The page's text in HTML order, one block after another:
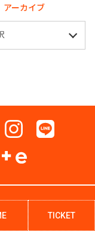
アーカイブ
TICKET